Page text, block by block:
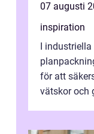
07 augusti
inspiration
I
för att
vätskor och